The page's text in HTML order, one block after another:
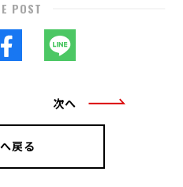
POST
戻る
次へ